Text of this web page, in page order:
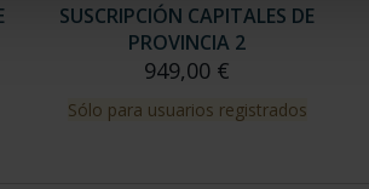
SUSCRIPCIÓN CAPITALES DE
PROVINCIA 2
949,00 €
Sólo para usuarios registrados